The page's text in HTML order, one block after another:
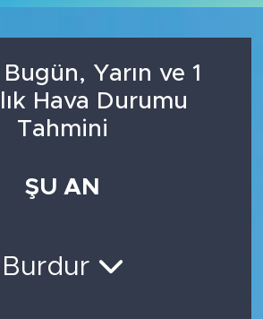
Yarın ve 1
Hava Durumu
Tahmini
ŞU AN
Burdur
Yoğunluk Haritası
Durumu ve Fikstür